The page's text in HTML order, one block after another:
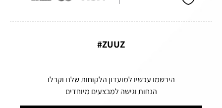
ZUUZ#
הירשמו עכשיו למועדון הלקוחות שלנו וקבלו
הנחות וגישה למבצעים מיוחדים